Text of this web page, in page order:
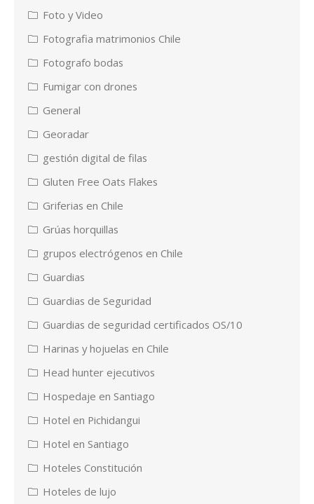
Foto y Video
Fotografia matrimonios Chile
Fotografo bodas
Fumigar con drones
General
Georadar
gestión digital de filas
Gluten Free Oats Flakes
Griferias en Chile
Grúas horquillas
grupos electrógenos en Chile
Guardias
Guardias de Seguridad
Guardias de seguridad certificados OS/10
Harinas y hojuelas en Chile
Head hunter ejecutivos
Hospedaje en Santiago
Hotel en Pichidangui
Hotel en Santiago
Hoteles Constitución
Hoteles de lujo